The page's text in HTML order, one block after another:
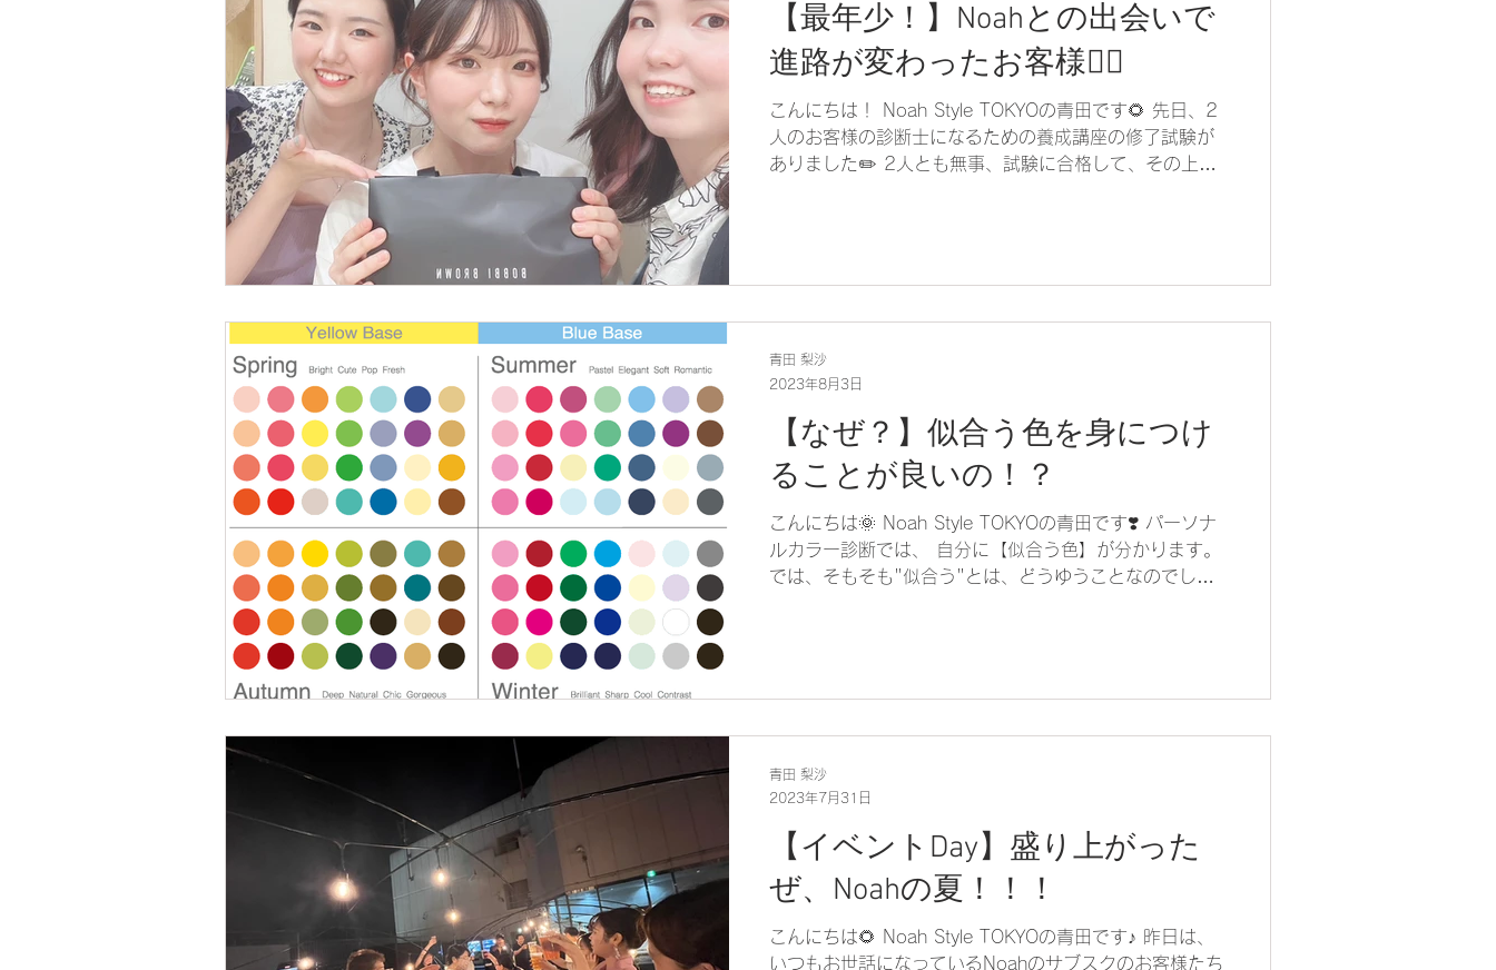
【最年少！】Noahとの出会いで
進路が変わったお客様❤️‍🔥
こんにちは！ Noah Style TOKYOの青田です🌻 先日、2
人のお客様の診断士になるための養成講座の修了試験が
ありました✏️ 2人とも無事、試験に合格して、その上の
【なぜ？】似合う色を身につけ
ることが良いの！？
こんにちは🌞 Noah Style TOKYOの青田です❣️ パーソナ
ルカラー診断では、 自分に【似合う色】が分かります。
では、そもそも"似合う"とは、どうゆうことなのでしょ
青田 梨沙
2023年8月3日
【イベントDay】盛り上がった
ぜ、Noahの夏！！！
こんにちは🌻 Noah Style TOKYOの青田です♪ 昨日は、
いつもお世話になっているNoahのサブスクのお客様たち
青田 梨沙
2023年7月31日